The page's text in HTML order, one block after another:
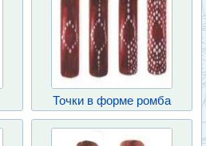
Точки в форме ромба